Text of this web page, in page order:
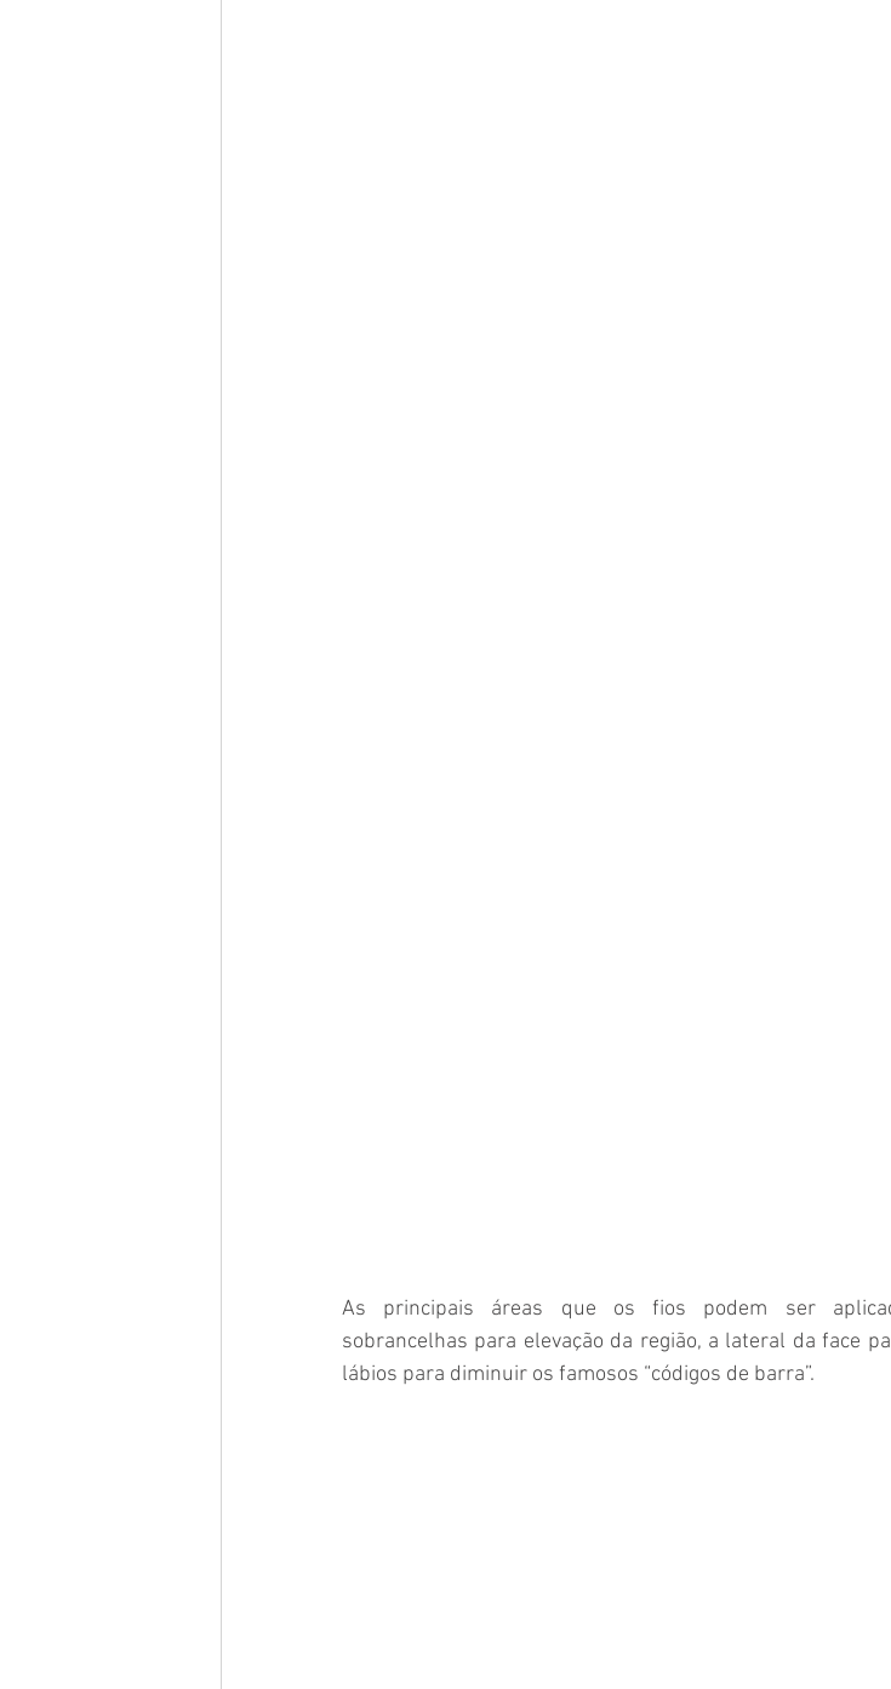
As principais áreas que os fios podem ser
sobrancelhas para elevação da região, a lateral da face
lábios para diminuir os famosos “códigos de barra”.